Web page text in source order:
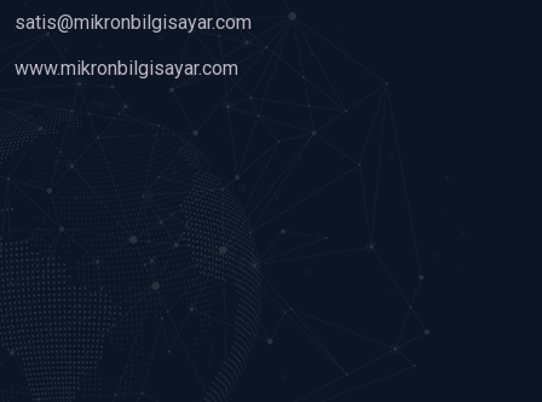
satis@mikronbilgisayar.com
www.mikronbilgisayar.com